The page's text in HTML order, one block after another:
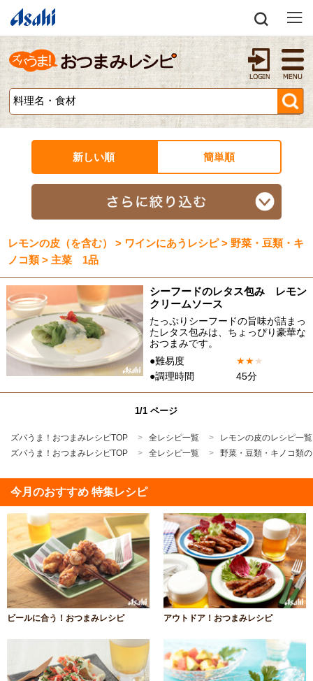
新しい順 簡単順
レモンの皮（を含む） > ワインにあうレシピ > 野菜・豆類・キ
ノコ類 > 主菜 1品
シーフードのレタス包み レモン
クリームソース
たっぷりシーフードの旨味が詰まっ
たレタス包みは、ちょっぴり豪華な
おつまみです。
●難易度
★★★
●調理時間
45分
1/1 ページ
ズバうま！おつまみレシピTOP 全レシピ一覧
レモンの皮のレシピ一覧
ズバうま！おつまみレシピTOP
全レシピ一覧 野菜・豆類・キノコ類
今月のおすすめ 特集レシピ
ビールに合う！おつまみレシピ アウトドア！おつまみレシピ